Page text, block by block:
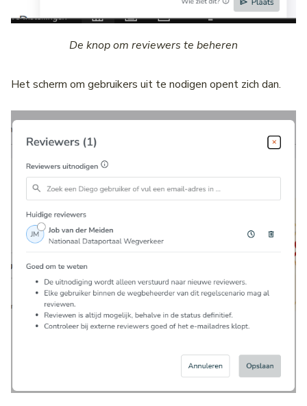
De knop om reviewers te beheren
Het scherm om gebruikers uit te nodigen opent zich dan.